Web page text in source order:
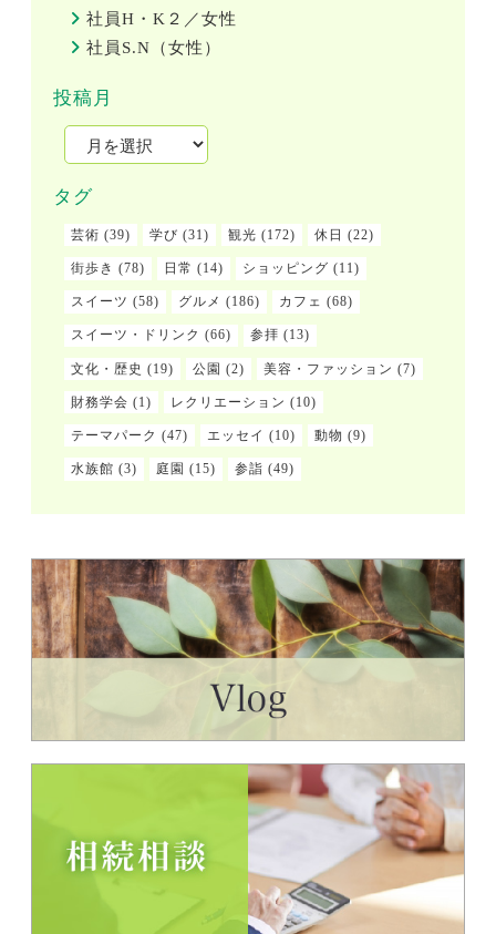
社員H・K２／女性
社員S.N（女性）
投稿月
タグ
芸術 (39) 学び (31) 観光 (172) 休日 (22)
街歩き (78) 日常 (14) ショッピング (11)
スイーツ (58) グルメ (186) カフェ (68)
スイーツ・ドリンク (66) 参拝 (13)
文化・歴史 (19) 公園 (2) 美容・ファッション (7)
財務学会 (1) レクリエーション (10)
テーマパーク (47) エッセイ (10) 動物 (9)
水族館 (3) 庭園 (15) 参詣 (49)